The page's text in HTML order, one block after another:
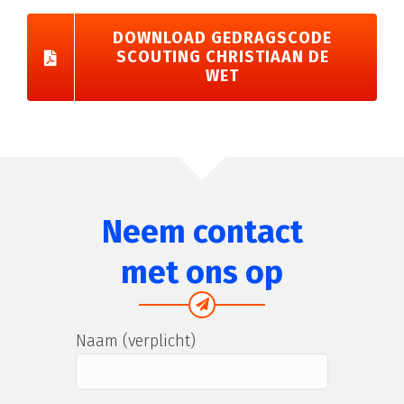
DOWNLOAD GEDRAGSCODE
SCOUTING CHRISTIAAN DE
WET
Neem contact
met ons op
Naam (verplicht)